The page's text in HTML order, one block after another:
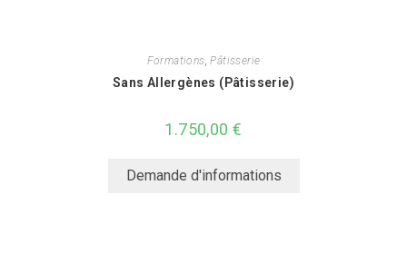
Formations ,Pâtisserie
Sans Allergènes (Pâtisserie)
1.750,00€
Demande d'informations